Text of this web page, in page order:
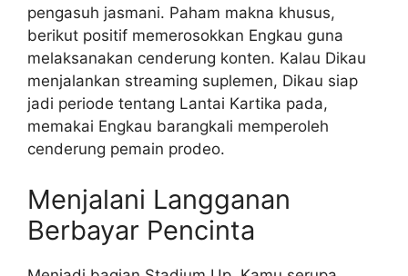
pengasuh jasmani. Paham makna khusus,
berikut positif memerosokkan Engkau guna
melaksanakan cenderung konten. Kalau Dikau
menjalankan streaming suplemen, Dikau siap
jadi periode tentang Lantai Kartika pada,
memakai Engkau barangkali memperoleh
cenderung pemain prodeo.
Menjalani Langganan
Berbayar Pencinta